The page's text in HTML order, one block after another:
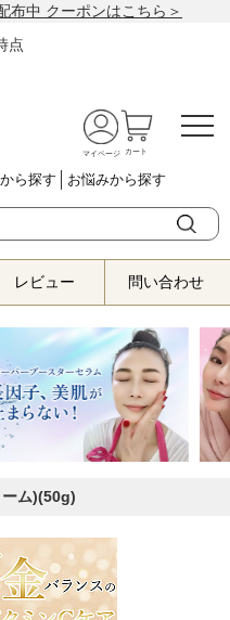
布中 クーポンはこちら＞
点
マイページ カート
ら探す お悩みから探す
レビュー 問い合わせ
ム)(50g)